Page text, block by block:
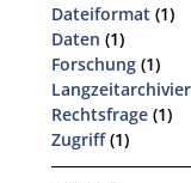
Dateiformat (1)
Daten (1)
Forschung (1)
Rechtsfrage (1)
Zugriff(1)